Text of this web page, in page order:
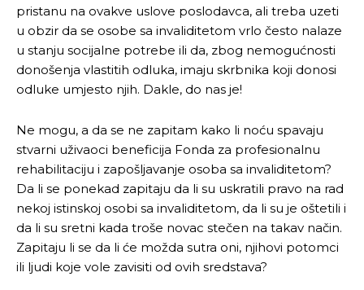
Pusti priču da živi!
odlučili da pustite Vašu priču da živi, Redakcija
Objavi.ba
[wpuf_form id=”7463”]
Pusti priču da živi!
odlučili da pustite Vašu priču da živi, Redakcija
Objavi.ba
[wpuf_form id=”7463”]
pristanu na ovakve uslove poslodavca, ali treba uzeti
u obzir da se osobe sa invaliditetom vrlo često nalaze
u stanju socijalne potrebe ili da, zbog nemogućnosti
donošenja vlastitih odluka, imaju skrbnika koji donosi
odluke umjesto njih. Dakle, do nas je!
Ne mogu, a da se ne zapitam kako li noću spavaju
stvarni uživaoci beneficija Fonda za profesionalnu
rehabilitaciju i zapošljavanje osoba sa invaliditetom?
Da li se ponekad zapitaju da li su uskratili pravo na rad
nekoj istinskoj osobi sa invaliditetom, da li su je oštetili i
da li su sretni kada troše novac stečen na takav način.
Zapitaju li se da li će možda sutra oni, njihovi potomci
ili ljudi koje vole zavisiti od ovih sredstava?